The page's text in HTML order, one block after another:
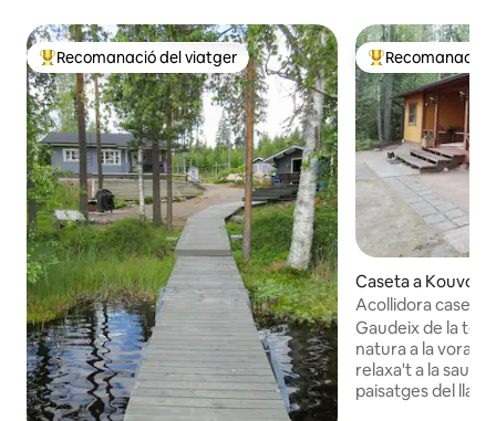
Principals recomanacions dels viatgers
Recomanació del viatger Principals
Recomanació
Caseta a Kouvola
Acollidora caseta
Gaudeix de la
natura a la vora
relaxa't a la
paisatges del llac